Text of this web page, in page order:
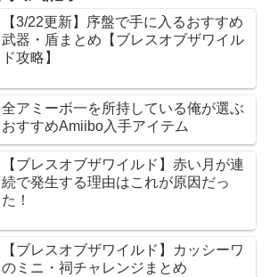
【3/22更新】序盤で手に入るおすすめ
武器・盾まとめ【ブレスオブザワイル
ド攻略】
全アミーボ一を所持している俺が選ぶ
おすすめAmiibo入手アイテム
【ブレスオブザワイルド】赤い月が連
続で発生する理由はこれが原因だっ
た！
【ブレスオブザワイルド】カッシーワ
のミニ・祠チャレンジまとめ